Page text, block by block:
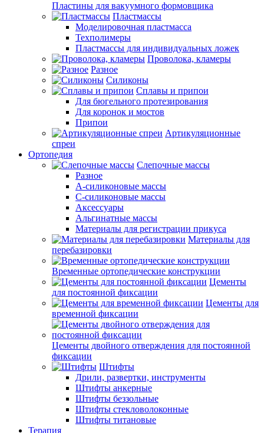
Пластины для вакуумного формовщика
Пластмассы
Моделировочная пластмасса
Техполимеры
Пластмассы для индивидуальных ложек
Проволока, кламеры
Разное
Силиконы
Сплавы и припои
Для бюгельного протезирования
Для коронок и мостов
Припои
Артикуляционные
спреи
Ортопедия
Слепочные массы
Разное
А-силиконовые массы
С-силиконовые массы
Аксессуары
Альгинатные массы
Материалы для регистрации прикуса
Материалы для
перебазировки
Временные ортопедические конструкции
Цементы
для постоянной фиксации
Цементы для
временной фиксации
Цементы двойного отверждения для постоянной
фиксации
Штифты
Дрили, развертки, инструменты
Штифты анкерные
Штифты беззольные
Штифты стекловолоконные
Штифты титановые
Терапия